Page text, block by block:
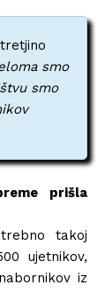
smo
smo
prišla
takoj
ujetnikov,
iz